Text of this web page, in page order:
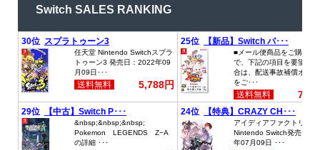
Switch SALES RANKING